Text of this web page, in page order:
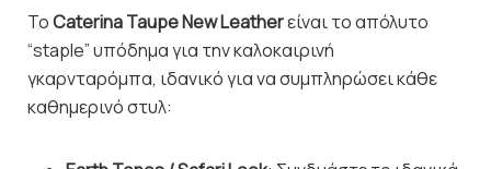
ΤοCaterina Taupe New Leatherείναι το απόλυτο
“staple” υπόδημα για την καλοκαιρινή
γκαρνταρόμπα, ιδανικό για να συμπληρώσει κάθε
καθημερινό στυλ: